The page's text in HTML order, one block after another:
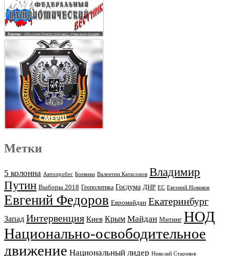
Метки
5 колонна Автопробег Боевики Валентин Катасонов Владимир
Путин Выборы 2018 Геополитика Госдума ДНР ЕС Евгений Новиков
Евгений Федоров Евромайдан Екатеринбург
Запад Интервенция Киев Крым Майдан Митинг НОД
Национально-освободительное
движение Национальный лидер Николай Стариков